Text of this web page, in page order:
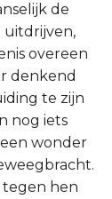
de
uitdrijven,
overeen
denkend
te zijn
nog iets
wonder
tegen hen